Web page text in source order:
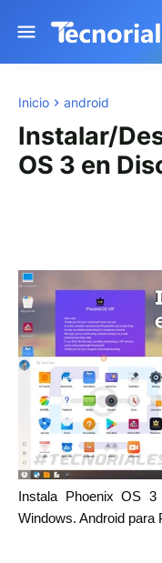
Inicio android
Instalar/
OS 3 en
Instala Phoenix OS
Windows. Android para